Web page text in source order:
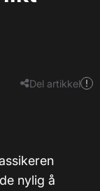
Del artikkel
nylig å